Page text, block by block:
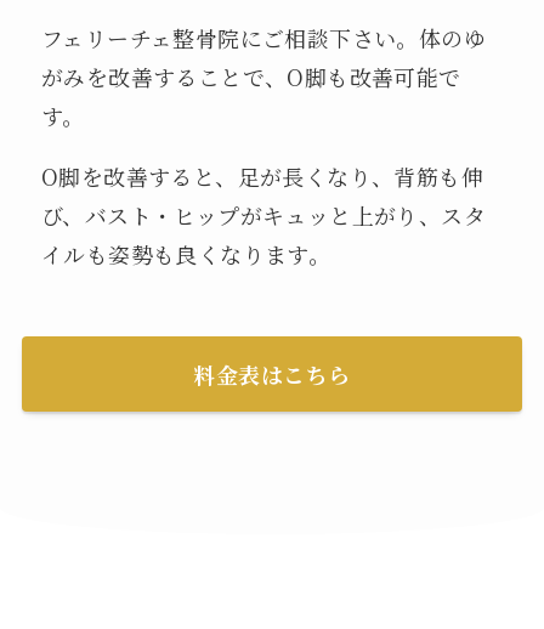
フェリーチェ整骨院にご相談下さい。体のゆ
がみを改善することで、O脚も改善可能で
す。
O脚を改善すると、足が長くなり、背筋も伸
び、バスト・ヒップがキュッと上がり、スタ
イルも姿勢も良くなります。
料金表はこちら